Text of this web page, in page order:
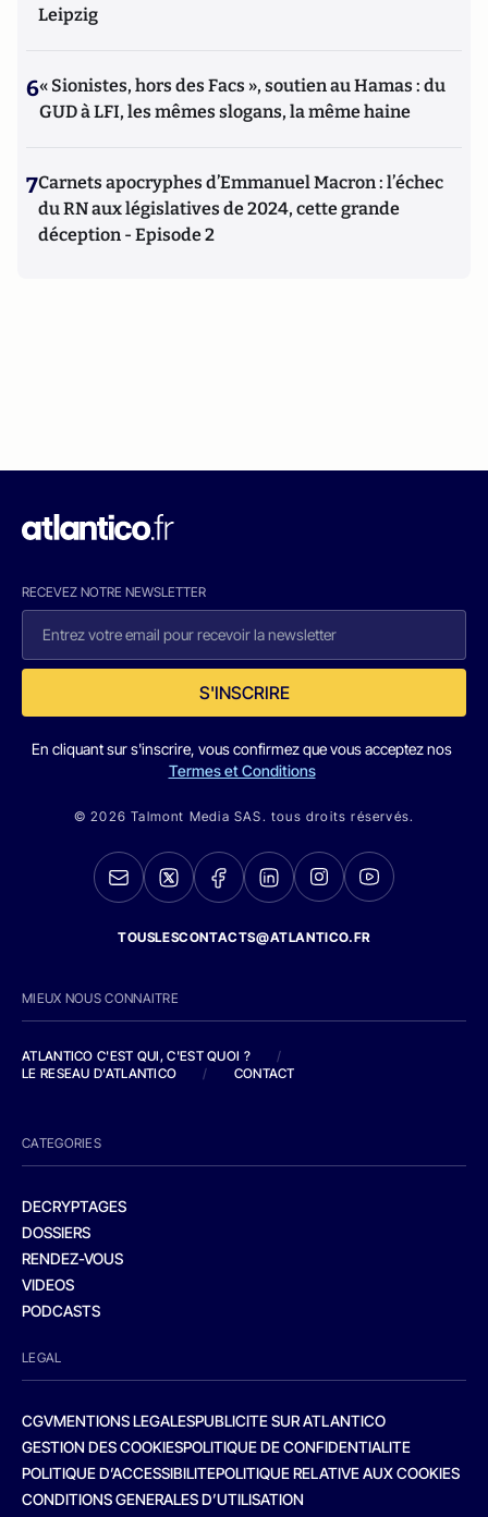
Leipzig
6« Sionistes, hors des Facs », soutien au Hamas : du
GUD à LFI, les mêmes slogans, la même haine
7Carnets apocryphes d’Emmanuel Macron : l’échec
du RN aux législatives de 2024, cette grande
déception - Episode 2
RECEVEZ NOTRE NEWSLETTER
S'INSCRIRE
En cliquant sur s'inscrire, vous confirmez que vous acceptez nos
Termes et Conditions
© 2026 Talmont Media SAS. tous droits réservés.
TOUSLESCONTACTS@ATLANTICO.FR
MIEUX NOUS CONNAITRE
ATLANTICO C'EST QUI, C'EST QUOI ?
/
LE RESEAU D'ATLANTICO
/ CONTACT
CATEGORIES
DECRYPTAGES
DOSSIERS
RENDEZ-VOUS
VIDEOS
PODCASTS
LEGAL
CGVMENTIONS LEGALESPUBLICITE SUR ATLANTICO
GESTION DES COOKIESPOLITIQUE DE CONFIDENTIALITE
POLITIQUE D’ACCESSIBILITEPOLITIQUE RELATIVE AUX COOKIES
CONDITIONS GENERALES D’UTILISATION